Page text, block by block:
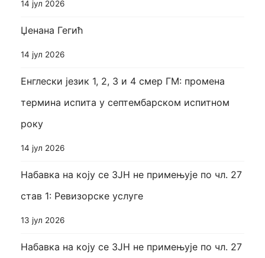
14 јул 2026
Џенана Гегић
14 јул 2026
Енглески језик 1, 2, 3 и 4 смер ГМ: промена
термина испита у септембарском испитном
року
14 јул 2026
Набавка на коју се ЗЈН не примењује по чл. 27
став 1: Ревизорске услуге
13 јул 2026
Набавка на коју се ЗЈН не примењује по чл. 27